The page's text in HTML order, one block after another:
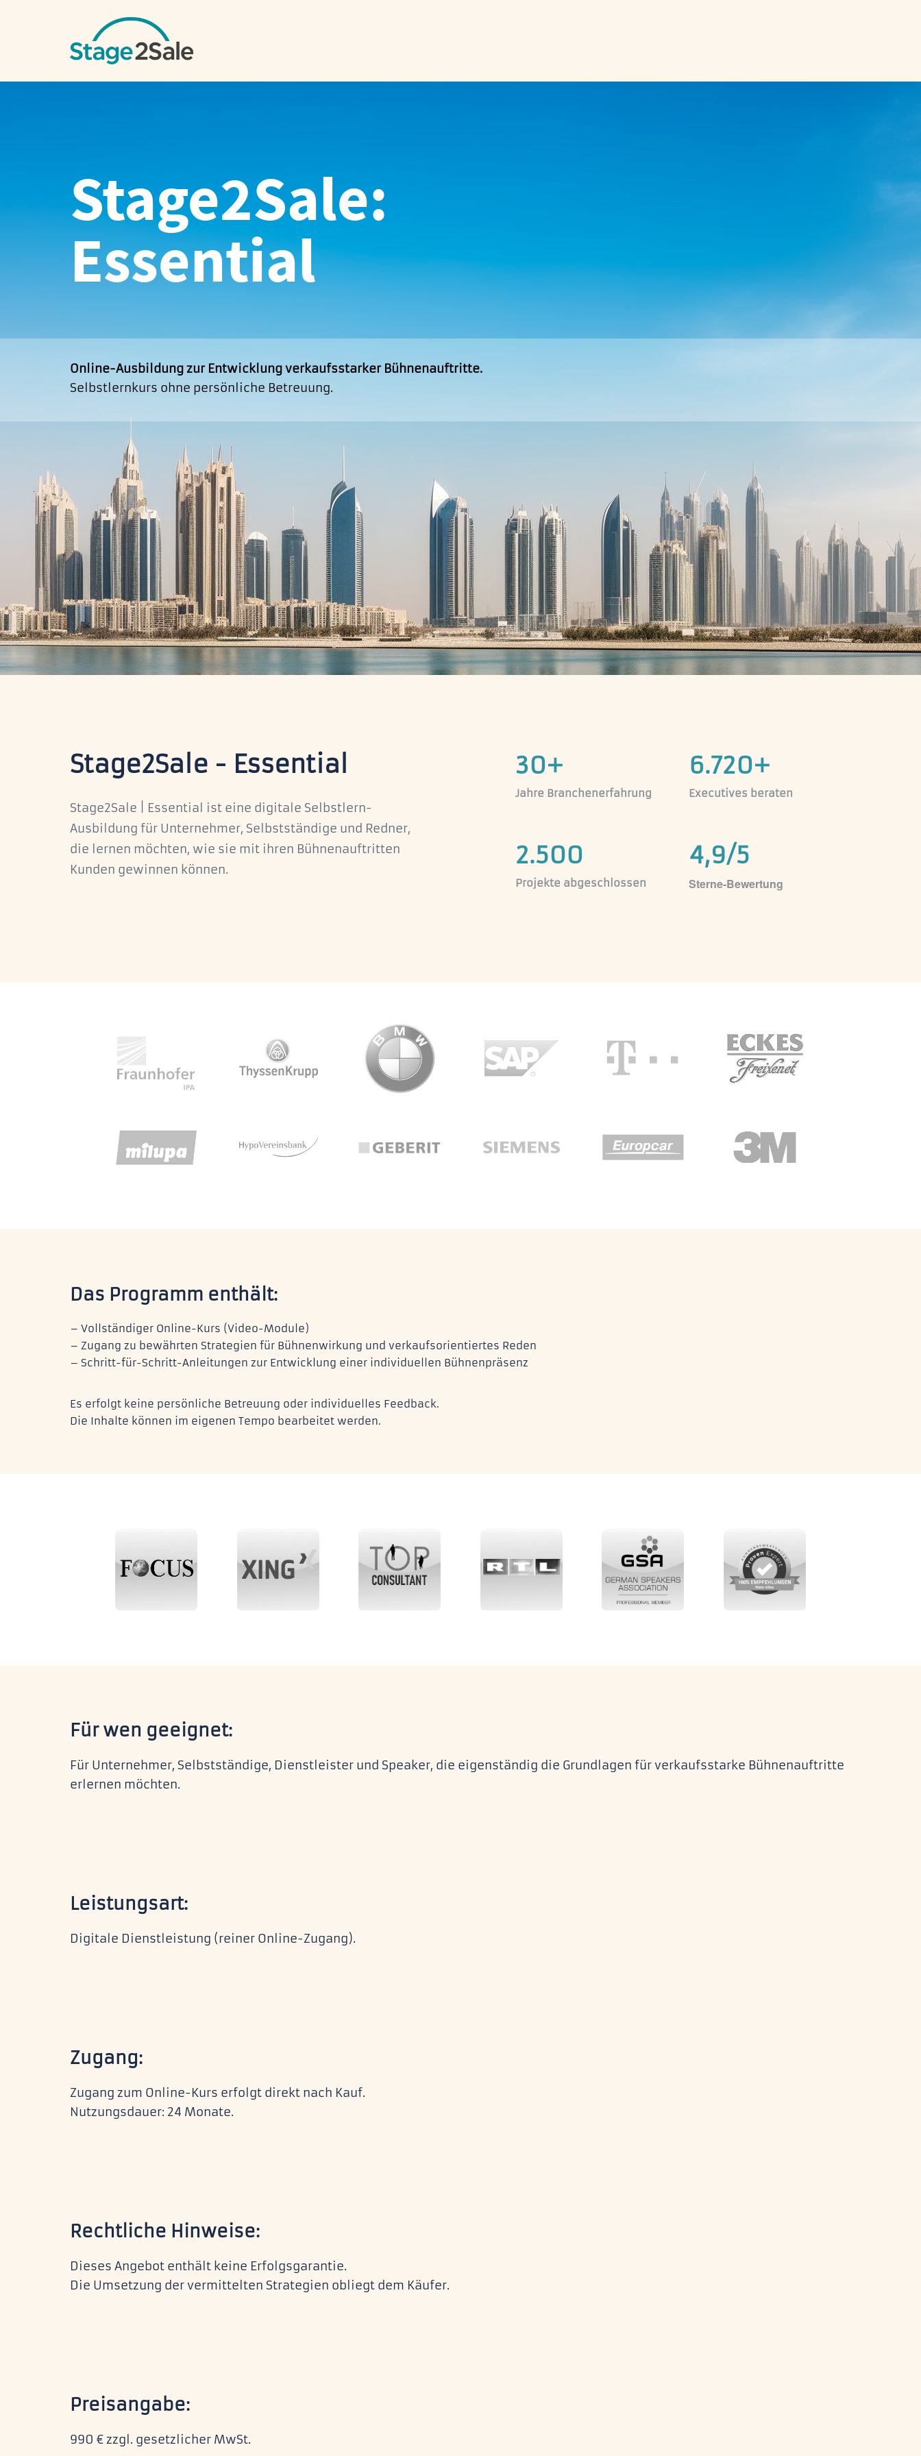
Stage2Sale:
Essential
Online-Ausbildung zur Entwicklung verkaufsstarker Bühnenauftritte.
Selbstlernkurs ohne persönliche Betreuung.
Stage2Sale - Essential
Stage2Sale | Essential ist eine digitale Selbstlern-
Ausbildung für Unternehmer, Selbstständige und Redner,
die lernen möchten, wie sie mit ihren Bühnenauftritten
Kunden gewinnen können.
30+
Jahre Branchenerfahrung
6.720+
Executives beraten
2.500
Projekte abgeschlossen
4,9/5
Sterne-Bewertung
Das Programm enthält:
– Vollständiger Online-Kurs (Video-Module)
– Zugang zu bewährten Strategien für Bühnenwirkung und verkaufsorientiertes Reden
– Schritt-für-Schritt-Anleitungen zur Entwicklung einer individuellen Bühnenpräsenz
Es erfolgt keine persönliche Betreuung oder individuelles Feedback.
Die Inhalte können im eigenen Tempo bearbeitet werden.
Für wen geeignet:
Für Unternehmer, Selbstständige, Dienstleister und Speaker, die eigenständig die Grundlagen für verkaufsstarke Bühnenauftritte
erlernen möchten.
Leistungsart:
Digitale Dienstleistung (reiner Online-Zugang).
Zugang:
Zugang zum Online-Kurs erfolgt direkt nach Kauf.
Nutzungsdauer: 24 Monate.
Rechtliche Hinweise:
Dieses Angebot enthält keine Erfolgsgarantie.
Die Umsetzung der vermittelten Strategien obliegt dem Käufer.
Preisangabe:
990 € zzgl. gesetzlicher MwSt.